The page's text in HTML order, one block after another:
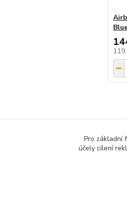
evidenci tržeb je prodávající od
Pro základní
účely cílení